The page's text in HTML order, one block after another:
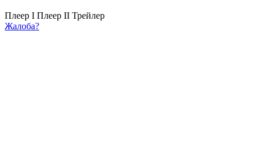
Плеер I Плеер II Трейлер
Жалоба?